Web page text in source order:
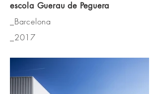
escola Guerau de Peguera
_Barcelona
_2017